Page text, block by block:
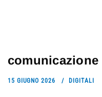
comunicazione
15 GIUGNO 2026 DIGITALI